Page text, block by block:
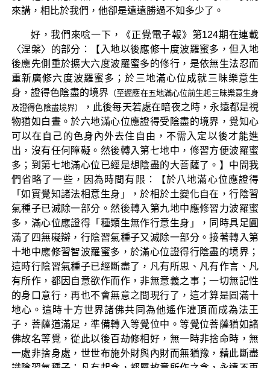
來講，相比於我們，他卻是遠遠勝過不知多少了。
好，我們來唸一下，《正覺電子報》第124期在連載
〈涅槃〉的部分：【入地以後應修十度波羅蜜多，但入地
後應先側重於擴大六度波羅蜜多的修行，是依無生法忍而
重新廣修六度波羅蜜多；於三地滿心位成就三昧樂意生
身，證得色陰盡的境界 （至遲應在五地滿心位前生起三昧樂意生身
及證得色陰盡境界）
，此後每天若處在暗夜之時，永遠都是視
物猶如白晝。於六地滿心位應證得受陰盡的境界，覺知心
可以在自己的色身內外去住自由，不需入定以後才能進
出，沒有任何障礙。然後轉入第七地中，修習方便波羅蜜
多；到第七地滿心位已經是想陰盡的大菩薩了。】中間我
們省略了一些，因為時間有限：【於八地滿心位應證得
「如實覺知諸法相意生身」，於相於土變化自在，行陰習
氣種子已滅除一部分。然後轉入第九地中應修習力波羅蜜
多，滿心位應證得「種類生無作行意生身」，同時具足圓
滿了四無礙辯，行陰習氣種子又滅除一部分。接著轉入第
十地中應修習智波羅蜜多，於滿心位證得行陰盡的境界；
這時行陰習氣種子已經斷盡了，凡有所思、凡有作言、凡
有所作，都因自意欲作而作，非無意義之事；一切無記性
的身口意行，再也不會無意之間現行了，這才算是圓滿十
地心。這時十方世界諸佛共同為他遙作灌頂而成為法王
子，菩薩道滿足，準備轉入等覺位中。等覺位菩薩猶如諸
佛故名等覺，從此以後百劫修相好，無一時非捨命時，無
一處非捨身處，世世布施外財與內財而無猶豫，藉此斷盡